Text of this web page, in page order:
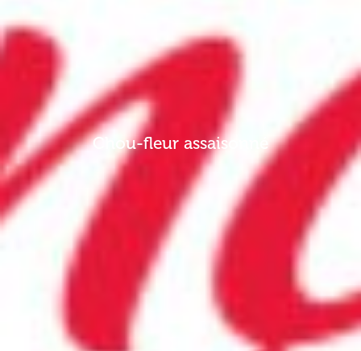
Chou-fleur assaisonné